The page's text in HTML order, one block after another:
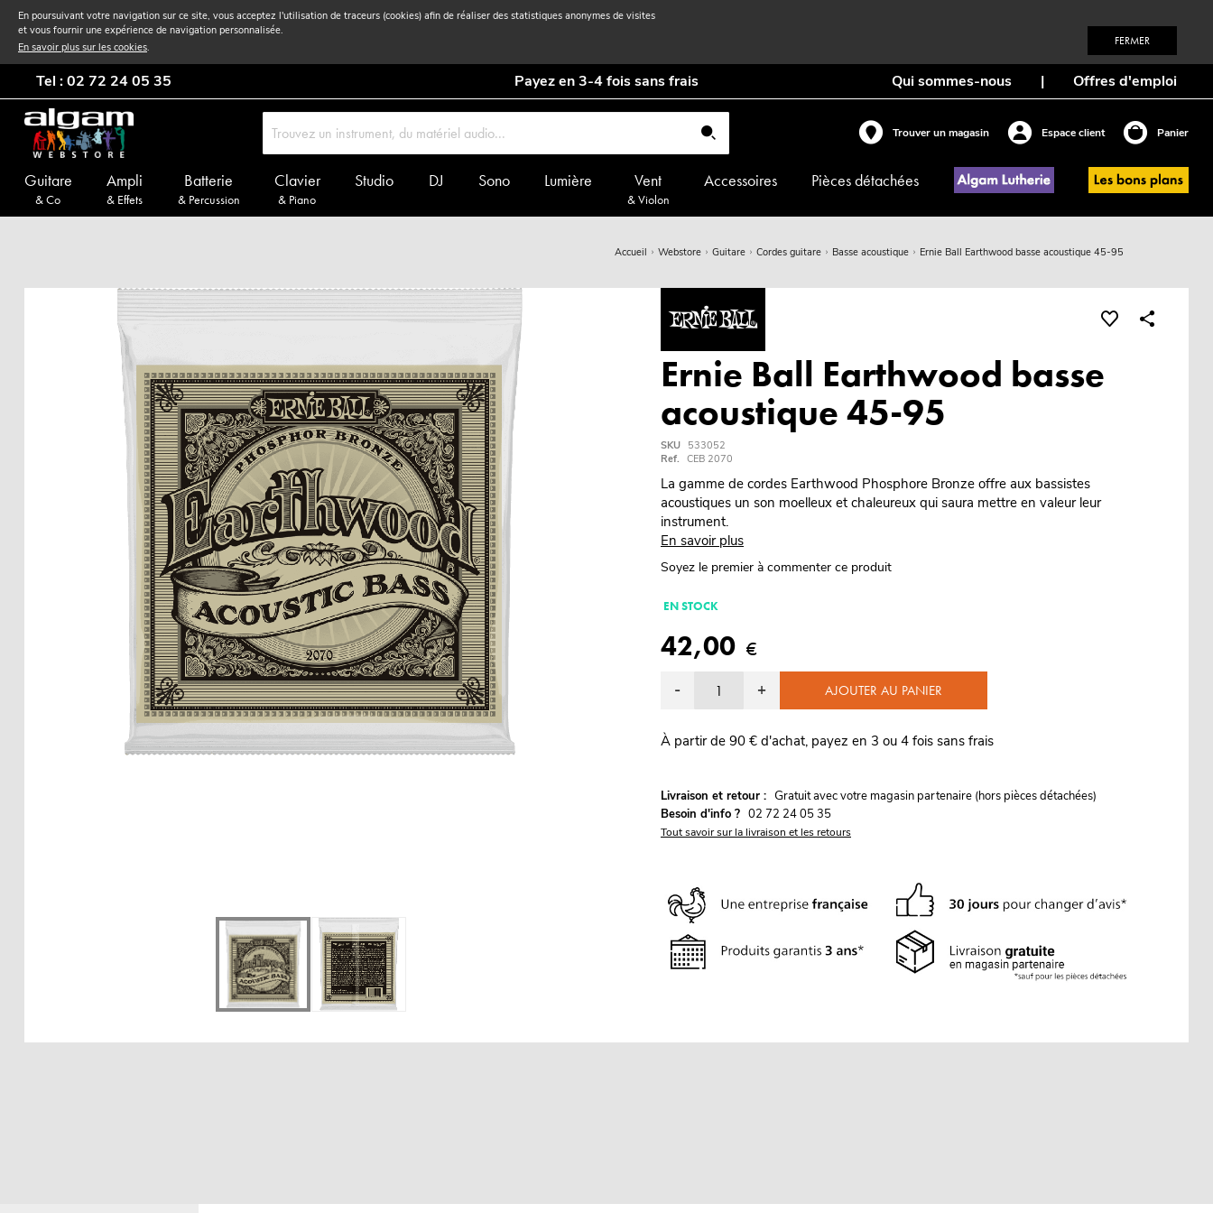
En poursuivant votre navigation sur ce site, vous acceptez l'utilisation de traceurs (cookies) afin de réaliser des statistiques anonymes de visites
et vous fournir une expérience de navigation personnalisée.
En savoir plus sur les cookies. FERMER
Tel : 02 72 24 05 35 Payez en 3-4 fois sans frais Qui sommes-nous | Offres d'emploi
Trouver un magasin Espace client Panier
Guitare
& Co
Ampli
& Effets
Batterie
& Percussion
Clavier
& Piano
Studio DJ Sono Lumière Vent
& Violon
Accessoires Pièces détachées
Accueil Webstore Guitare Cordes guitare Basse acoustique Ernie Ball Earthwood basse acoustique 45-95
Ernie Ball Earthwood basse
acoustique 45-95
SKU 533052
Ref. CEB 2070
La gamme de cordes Earthwood Phosphore Bronze offre aux bassistes
acoustiques un son moelleux et chaleureux qui saura mettre en valeur leur
instrument.
En savoir plus
Soyez le premier à commenter ce produit
EN STOCK
42,00 €
- + AJOUTER AU PANIER
À partir de 90 € d'achat, payez en 3 ou 4 fois sans frais
Livraison et retour : Gratuit avec votre magasin partenaire (hors pièces détachées)
Besoin d'info ? 02 72 24 05 35
Tout savoir sur la livraison et les retours